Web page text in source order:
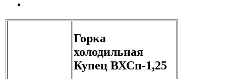
Горка
холодильная
Купец ВХСп-1,25